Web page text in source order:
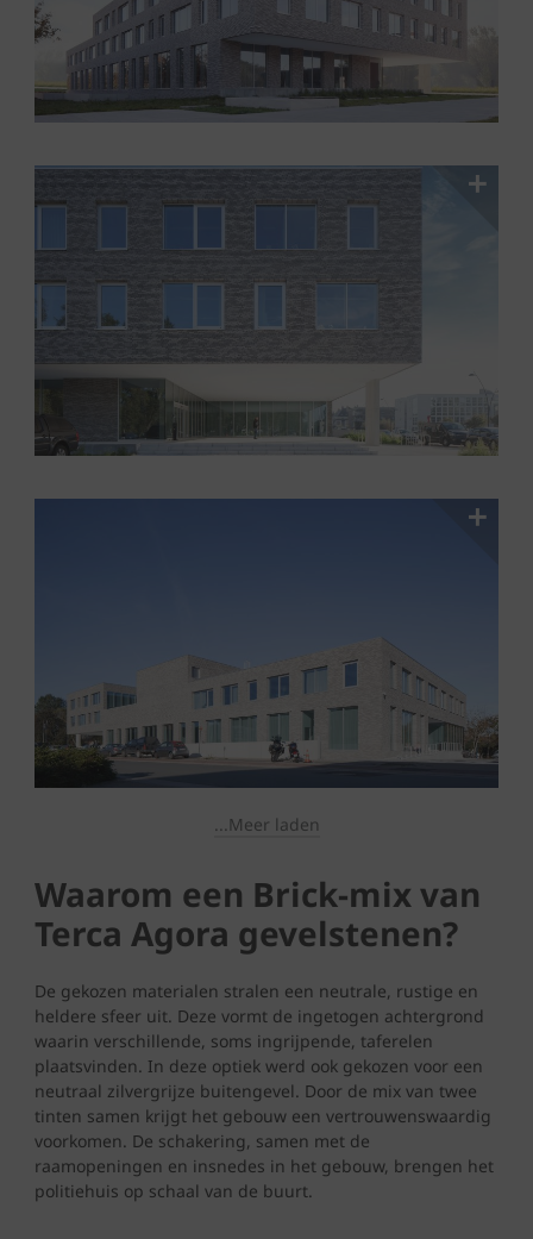
...Meer laden
Waarom een Brick-mix van
Terca Agora gevelstenen?
De gekozen materialen stralen een neutrale, rustige en
heldere sfeer uit. Deze vormt de ingetogen achtergrond
waarin verschillende, soms ingrijpende, taferelen
plaatsvinden. In deze optiek werd ook gekozen voor een
neutraal zilvergrijze buitengevel. Door de mix van twee
tinten samen krijgt het gebouw een vertrouwenswaardig
voorkomen. De schakering, samen met de
raamopeningen en insnedes in het gebouw, brengen het
politiehuis op schaal van de buurt.